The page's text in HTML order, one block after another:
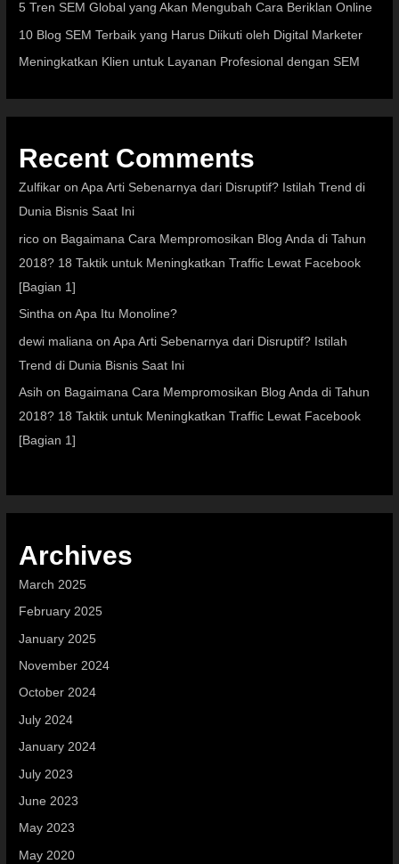
5 Tren SEM Global yang Akan Mengubah Cara Beriklan Online
10 Blog SEM Terbaik yang Harus Diikuti oleh Digital Marketer
Meningkatkan Klien untuk Layanan Profesional dengan SEM
Recent Comments
Zulfikar onApa Arti Sebenarnya dari Disruptif? Istilah Trend di
Dunia Bisnis Saat Ini
rico on Bagaimana Cara Mempromosikan Blog Anda di Tahun
2018? 18 Taktik untuk Meningkatkan Traffic Lewat Facebook
[Bagian 1]
Sintha onApa Itu Monoline?
dewi maliana onApa Arti Sebenarnya dari Disruptif? Istilah
Trend di Dunia Bisnis Saat Ini
Asih on Bagaimana Cara Mempromosikan Blog Anda di Tahun
2018? 18 Taktik untuk Meningkatkan Traffic Lewat Facebook
[Bagian 1]
Archives
March 2025
February 2025
January 2025
November 2024
October 2024
July 2024
January 2024
July 2023
June 2023
May 2023
May 2020